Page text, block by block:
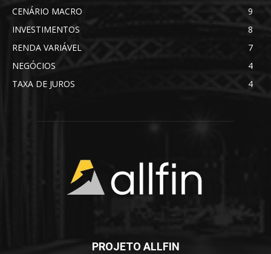
CENÁRIO MACRO
9
INVESTIMENTOS
8
RENDA VARIÁVEL
7
NEGÓCIOS
4
TAXA DE JUROS
4
PROJETO ALLFIN